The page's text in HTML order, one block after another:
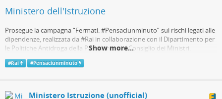
Ministero dell'Istruzione
Prosegue la campagna “Fermati. #Pensaciunminuto” sui rischi legati alle
dipendenze, realizzata da #Rai in collaborazione con il Dipartimento per
le Politiche Antidroga della Presidenza del Consiglio dei Ministri.
Telegram
Show more...
#Rai #Pensaciunminuto
Ministero Istruzione (unofficial)